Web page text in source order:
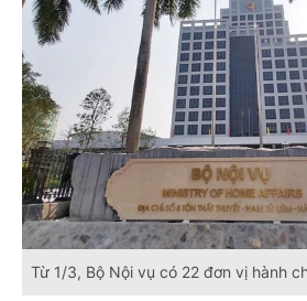
Từ 1/3, Bộ Nội vụ có 22 đơn vị hành